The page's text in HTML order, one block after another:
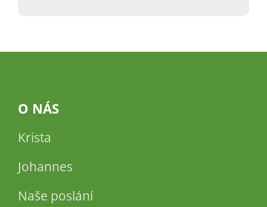
O NÁS
Krista
Johannes
Naše poslání